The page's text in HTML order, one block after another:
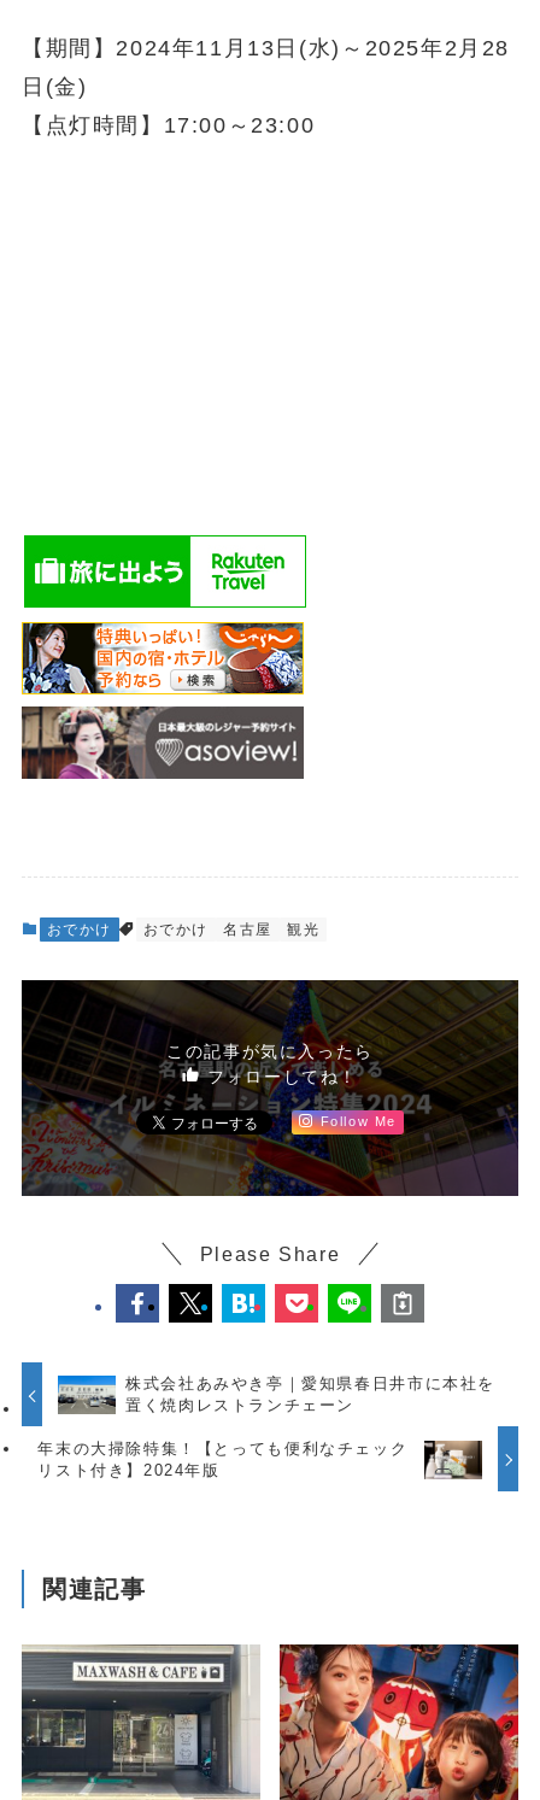
【期間】2024年11月13日(水)～2025年2月28
日(金)
【点灯時間】17:00～23:00
おでかけ おでかけ 名古屋 観光
この記事が気に入ったら
フォローしてね！
Follow Me
Please Share
株式会社あみやき亭｜愛知県春日井市に本社を
置く焼肉レストランチェーン
年末の大掃除特集！【とっても便利なチェック
リスト付き】2024年版
関連記事